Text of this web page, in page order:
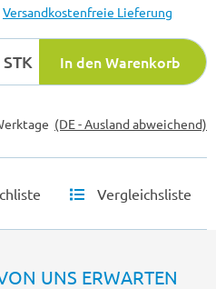
Versandkostenfreie Lieferung
STK In den Warenkorb
(DE - Ausland abweichend)
Vergleichsliste
UNS ERWARTEN